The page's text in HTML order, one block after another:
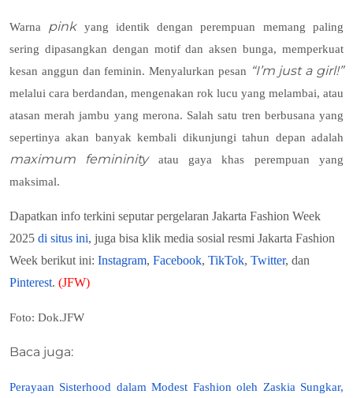
Warna pink yang identik dengan perempuan memang paling
sering dipasangkan dengan motif dan aksen bunga, memperkuat
kesan anggun dan feminin. Menyalurkan pesan “I’m just a girl!”
melalui cara berdandan, mengenakan rok lucu yang melambai, atau
atasan merah jambu yang merona. Salah satu tren berbusana yang
sepertinya akan banyak kembali dikunjungi tahun depan adalah
maximum femininity
atau gaya khas perempuan yang
maksimal.
Dapatkan info terkini seputar pergelaran Jakarta Fashion Week
2025 di situs ini, juga bisa klik media sosial resmi Jakarta Fashion
Week berikut ini: Instagram, Facebook, TikTok, Twitter, dan
Pinterest. (JFW)
Foto: Dok.JFW
Baca juga:
Perayaan Sisterhood dalam Modest Fashion oleh Zaskia Sungkar,